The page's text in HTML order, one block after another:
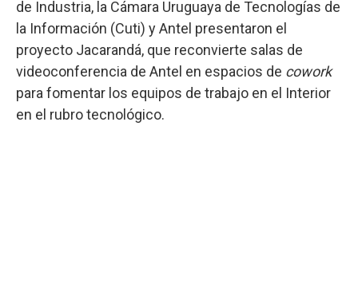
de Industria, la Cámara Uruguaya de Tecnologías de
la Información (Cuti) y Antel presentaron el
proyecto Jacarandá, que reconvierte salas de
videoconferencia de Antel en espacios de cowork
para fomentar los equipos de trabajo en el Interior
en el rubro tecnológico.